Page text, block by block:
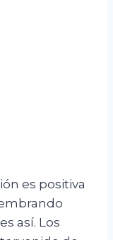
es positiva
así. Los